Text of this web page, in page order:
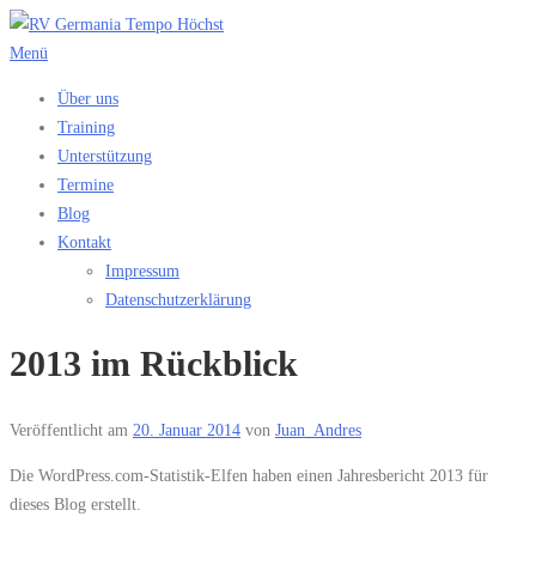
Zum
Inhalt
Menü
Über uns
Training
Unterstützung
Termine
Blog
Kontakt
Impressum
Datenschutzerklärung
2013 im Rückblick
Veröffentlicht am 20. Januar 2014 von Juan_Andres
Die WordPress.com-Statistik-Elfen haben einen Jahresbericht 2013 für
dieses Blog erstellt.